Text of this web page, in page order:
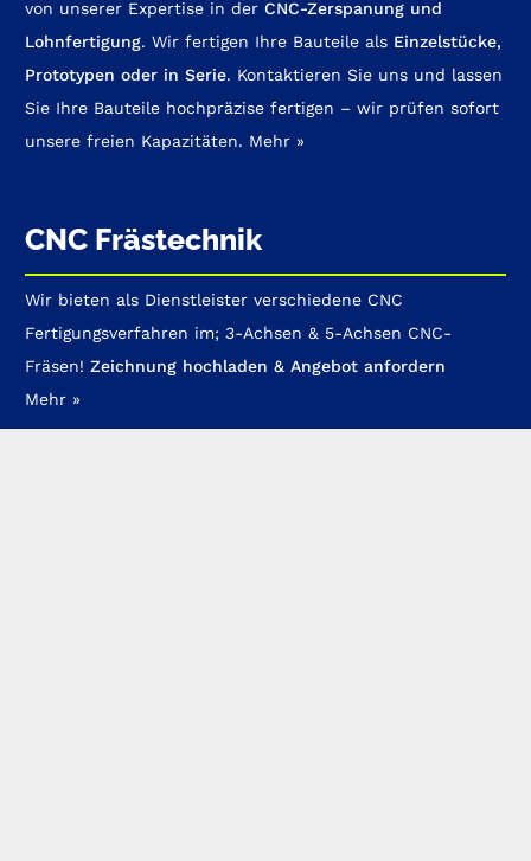
von unserer Expertise in der CNC-Zerspanung und
Lohnfertigung. Wir fertigen Ihre Bauteile als Einzelstücke,
Prototypen oder in Serie. Kontaktieren Sie uns und lassen
Sie Ihre Bauteile hochpräzise fertigen – wir prüfen sofort
unsere freien Kapazitäten. Mehr »
CNC Frästechnik
Wir bieten als Dienstleister verschiedene CNC
Fertigungsverfahren im; 3-Achsen & 5-Achsen CNC-
Fräsen! Zeichnung hochladen & Angebot anfordern
Mehr »